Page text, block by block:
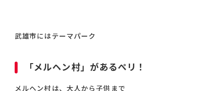
武雄市にはテーマパーク
「メルヘン村」があるぺリ！
メルヘン村は、大人から子供まで